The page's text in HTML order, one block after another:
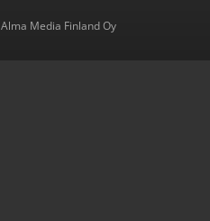
Alma Media Finland Oy